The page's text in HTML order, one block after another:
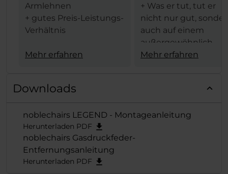
Armlehnen
+ gutes Preis-Leistungs-
Verhältnis
Aus dem tschechischen
Stuhls ist wirklich
einfach keinen
Vergleich finden. Von
der
Ganzmetallkonstruktion
(der Stuhl ist wirklich
Mehr erfahren
+ Was er tut, tut er
nicht nur gut,
auch auf einem
außergewöhnlich
hohen Niveau
Büro als auch im
Mehr erfahren
Downloads
noblechairs LEGEND - Montageanleitung
Herunterladen PDF
noblechairs Gasdruckfeder-
Entfernungsanleitung
Herunterladen PDF